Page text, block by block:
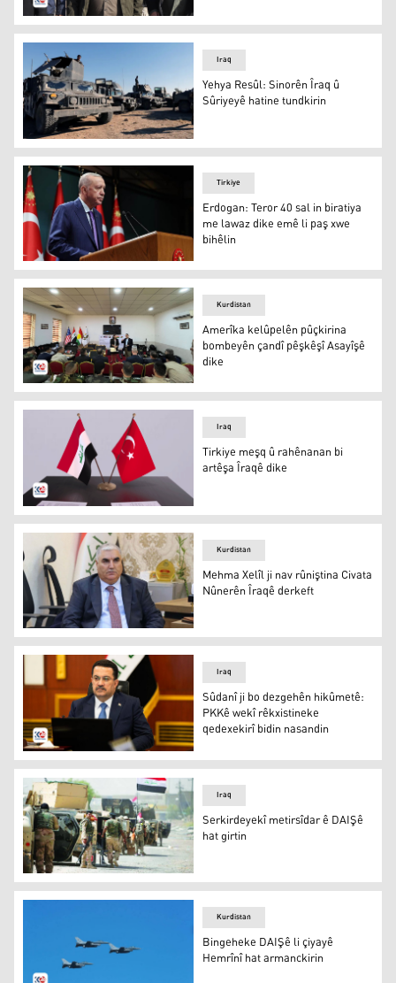
Falih Feyaz
Hêzên Îraqê li ser sinorê Sûriyeyê
Iraq
Yehya Resûl: Sinorên Îraq û
Sûriyeyê hatine tundkirin
Erdogan: Teror 40 sal in biratiya me lawaz dike emê li
Tirkiye
Erdogan: Teror 40 sal in biratiya
me lawaz dike emê li paş xwe
bihêlin
Amerîka kelûpelên pûçkirina bombeyên çandî pêşkêşî
Kurdistan
Amerîka kelûpelên pûçkirina
bombeyên çandî pêşkêşî Asayîşê
dike
Alayên Îraq û Tirkiyeyê
Iraq
Tirkiye meşq û rahênanan bi
artêşa Îraqê dike
Mehma Xelîl
Kurdistan
Mehma Xelîl ji nav rûniştina Civata
Nûnerên Îraqê derkeft
Mihemed Şiya Sûdanî
Iraq
Sûdanî ji bo dezgehên hikûmetê:
PKKê wekî rêkxistineke
qedexekirî bidin nasandin
Serkirdeyekî metirsîdar ê DAIŞê hat girtin
Iraq
Serkirdeyekî metirsîdar ê DAIŞê
hat girtin
Kurdistan
Bingeheke DAIŞê li çiyayê
Hemrînî hat armanckirin